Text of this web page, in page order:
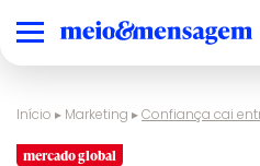
Início ▸ Marketing ▸Confiança cai
mercado global